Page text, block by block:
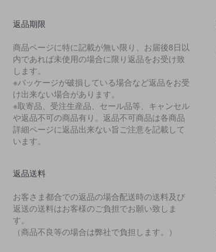
返品期限
商品ページに特に記載が無い限り、お届後8日以
内であれば未使用の場合に限り返品をお受け致
します。
※パッケージが破損している場合など返品をお受
け出来ない場合があります。
※取寄品、受注生産品、セール品等、キャンセル
や返品不可の商品有り。返品不可商品は各商品
詳細ページに返品出来ない旨ご注意を記載して
います。
返品送料
お客さま都合での返品の場合配送時の送料及び
返送の送料はお客様のご負担でお願い致しま
す。
（商品不良等の場合は弊社で負担します。）